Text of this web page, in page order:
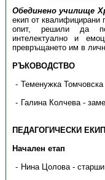
Обединено училище
екип от квалифицирани
опит, решили да
интелектуално и
превръщането им в
РЪКОВОДСТВО
Теменужка Томчовска
Галина Колчева -
ПЕДАГОГИЧЕСКИ ЕКИП
Начален етап
Нина Цолова - старши